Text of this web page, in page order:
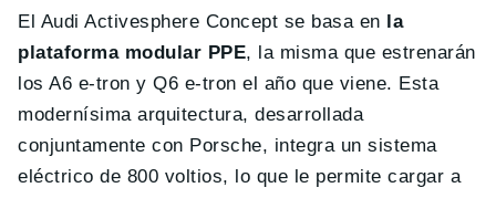
El Audi Activesphere Concept se basa en la
plataforma modular PPE, la misma que estrenarán
los A6 e-tron y Q6 e-tron el año que viene. Esta
modernísima arquitectura, desarrollada
conjuntamente con Porsche, integra un sistema
eléctrico de 800 voltios, lo que le permite cargar a